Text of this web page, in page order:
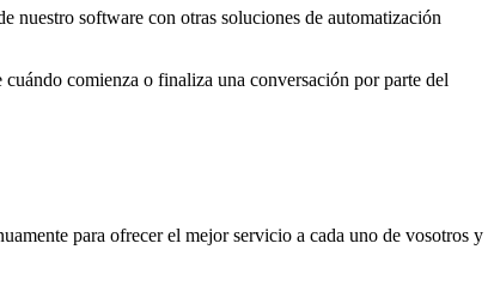
nuestro software con otras soluciones de automatización
comienza o finaliza una conversación por parte del
para ofrecer el mejor servicio a cada uno de vosotros y